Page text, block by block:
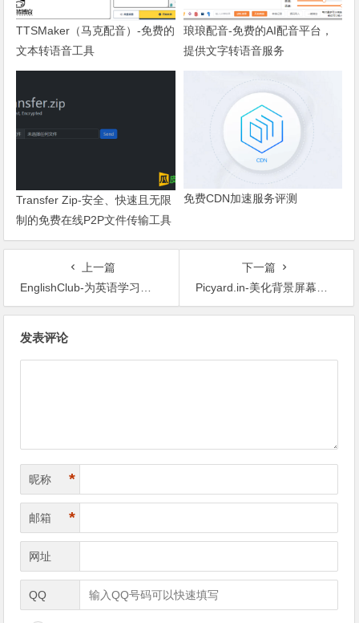
TTSMaker（马克配音）-免费的
文本转语音工具
琅琅配音-免费的AI配音平台，
提供文字转语音服务
Transfer Zip-安全、快速且无限
制的免费在线P2P文件传输工具
免费CDN加速服务评测
上一篇
EnglishClub-为英语学习者和教师提供资源的网站
下一篇
Picyard.in-美化背景屏幕截图
发表评论
昵称 *
邮箱 *
网址
QQ